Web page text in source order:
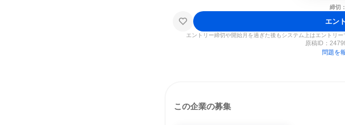
締切
エン
エントリー締切や開始月を過ぎた後もシステム上はエントリ
原稿ID：
問題を
この企業の募集